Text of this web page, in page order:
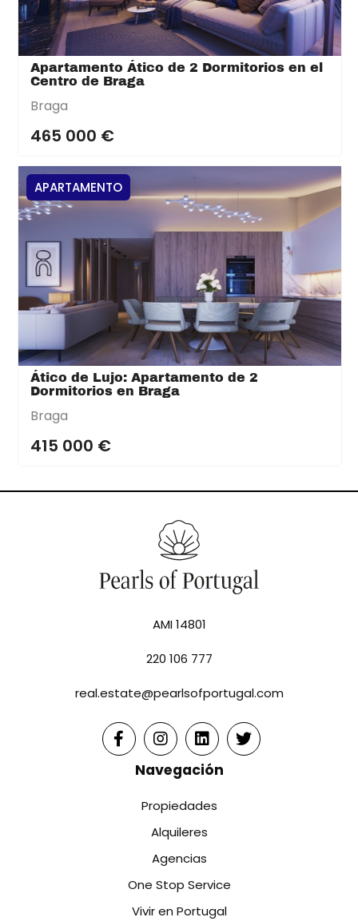
Apartamento Ático de 2 Dormitorios en el
Centro de Braga
Braga
465 000 €
APARTAMENTO
Ático de Lujo: Apartamento de 2
Dormitorios en Braga
Braga
415 000 €
AMI 14801
220 106 777
real.estate@pearlsofportugal.com
Navegación
Propiedades
Alquileres
Agencias
One Stop Service
Vivir en Portugal